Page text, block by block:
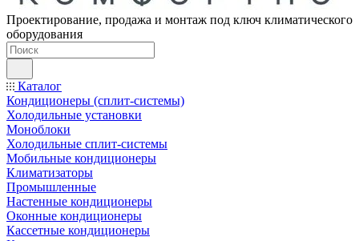
Проектирование, продажа и монтаж под ключ климатического
оборудования
Каталог
Кондиционеры (сплит-системы)
Холодильные установки
Моноблоки
Холодильные сплит-системы
Мобильные кондиционеры
Климатизаторы
Промышленные
Настенные кондиционеры
Оконные кондиционеры
Кассетные кондиционеры